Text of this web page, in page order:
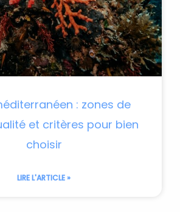
: zones de
et critères pour bien
choisir
LIRE L'ARTICLE »